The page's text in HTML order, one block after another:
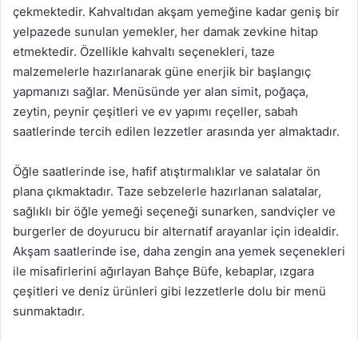
çekmektedir. Kahvaltıdan akşam yemeğine kadar geniş bir
yelpazede sunulan yemekler, her damak zevkine hitap
etmektedir. Özellikle kahvaltı seçenekleri, taze
malzemelerle hazırlanarak güne enerjik bir başlangıç
yapmanızı sağlar. Menüsünde yer alan simit, poğaça,
zeytin, peynir çeşitleri ve ev yapımı reçeller, sabah
saatlerinde tercih edilen lezzetler arasında yer almaktadır.
Öğle saatlerinde ise, hafif atıştırmalıklar ve salatalar ön
plana çıkmaktadır. Taze sebzelerle hazırlanan salatalar,
sağlıklı bir öğle yemeği seçeneği sunarken, sandviçler ve
burgerler de doyurucu bir alternatif arayanlar için idealdir.
Akşam saatlerinde ise, daha zengin ana yemek seçenekleri
ile misafirlerini ağırlayan Bahçe Büfe, kebaplar, ızgara
çeşitleri ve deniz ürünleri gibi lezzetlerle dolu bir menü
sunmaktadır.